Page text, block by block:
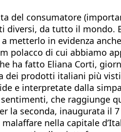
del consumatore
da tutto il mondo.
metterlo in evidenza
polacco di cui abbiamo
ha fatto Eliana Corti,
dei prodotti italiani più
e interpretate dalla
che raggiunge
seconda, inaugurata il
nella capitale